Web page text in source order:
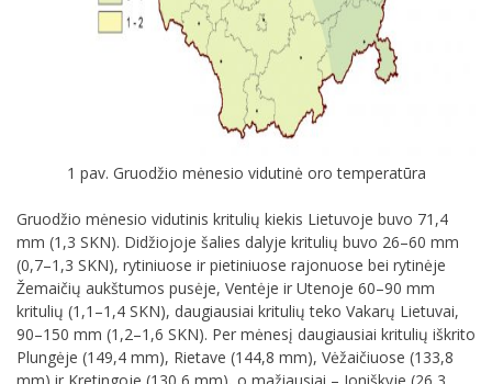
1 pav. Gruodžio mėnesio vidutinė oro temperatūra
Gruodžio mėnesio vidutinis kritulių kiekis Lietuvoje buvo 71,4
mm (1,3 SKN). Didžiojoje šalies dalyje kritulių buvo 26–60 mm
(0,7–1,3 SKN), rytiniuose ir pietiniuose rajonuose bei rytinėje
Žemaičių aukštumos pusėje, Ventėje ir Utenoje 60–90 mm
kritulių (1,1–1,4 SKN), daugiausiai kritulių teko Vakarų Lietuvai,
90–150 mm (1,2–1,6 SKN). Per mėnesį daugiausiai kritulių iškrito
Plungėje (149,4 mm), Rietave (144,8 mm), Vėžaičiuose (133,8